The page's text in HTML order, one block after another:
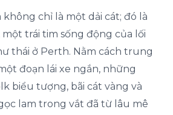
không chỉ là một dải cát; đó là
trái tim sống động của lối
thái ở Perth. Nằm cách trung
đoạn lái xe ngắn, những
biểu tượng, bãi cát vàng và
lam trong vắt đã từ lâu mê